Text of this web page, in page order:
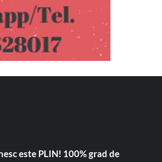
este PLIN! 100% grad de